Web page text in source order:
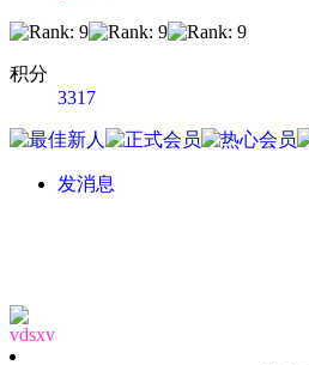
积分
3317
发消息
vdsxv